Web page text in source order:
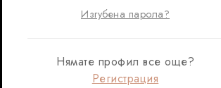
Изгубена парола?
Нямате профил все още?
Регистрация